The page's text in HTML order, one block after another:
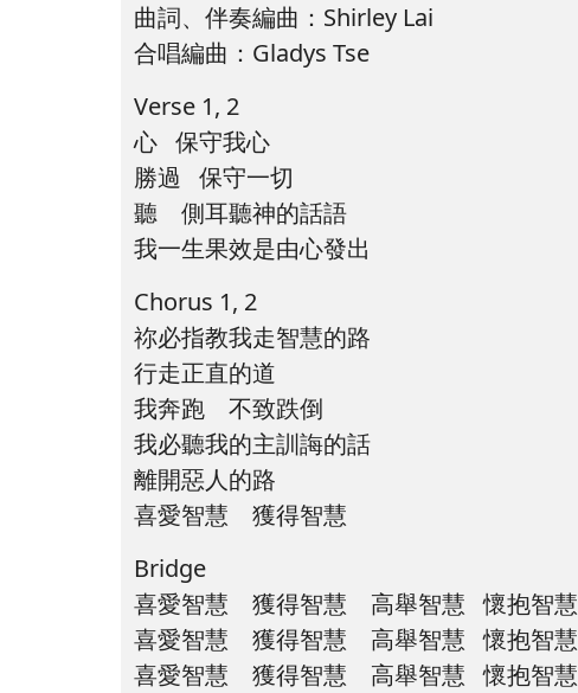
曲詞、伴奏編曲：Shirley Lai
合唱編曲：Gladys Tse
Verse 1, 2
心 保守我心
勝過 保守一切
聽 側耳聽神的話語
我一生果效是由心發出
Chorus 1, 2
祢必指教我走智慧的路
行走正直的道
我奔跑 不致跌倒
我必聽我的主訓誨的話
離開惡人的路
喜愛智慧 獲得智慧
Bridge
喜愛智慧 獲得智慧 高舉智慧 懷抱智慧
喜愛智慧 獲得智慧 高舉智慧 懷抱智慧
喜愛智慧 獲得智慧 高舉智慧 懷抱智慧